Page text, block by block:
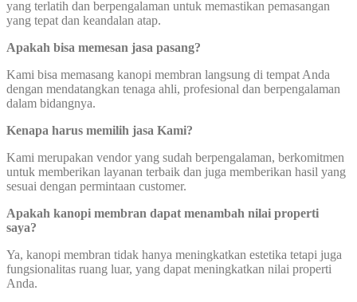
yang terlatih dan berpengalaman untuk memastikan pemasangan
yang tepat dan keandalan atap.
Apakah bisa memesan jasa pasang?
Kami bisa memasang kanopi membran langsung di tempat Anda
dengan mendatangkan tenaga ahli, profesional dan berpengalaman
dalam bidangnya.
Kenapa harus memilih jasa Kami?
Kami merupakan vendor yang sudah berpengalaman, berkomitmen
untuk memberikan layanan terbaik dan juga memberikan hasil yang
sesuai dengan permintaan customer.
Apakah kanopi membran dapat menambah nilai properti
saya?
Ya, kanopi membran tidak hanya meningkatkan estetika tetapi juga
fungsionalitas ruang luar, yang dapat meningkatkan nilai properti
Anda.